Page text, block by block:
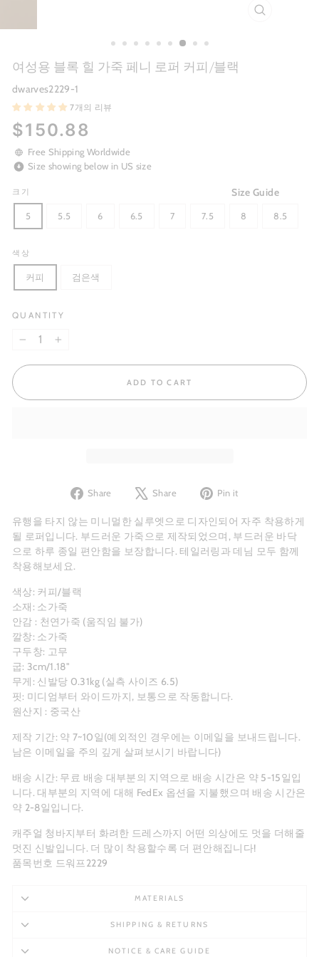
여성용 블록 힐 가죽 페니 로퍼 커피/블랙
dwarves2229-1
7개의 리뷰
Regular
price
$150.88
Free Shipping Worldwide
Size showing below in US size
Size Guide
크기
5 5.5 6 6.5 7 7.5 8 8.5
색상
커피 검은색
QUANTITY
ADD TO CART
Share
Share
Facebook
Share
Tweet
X
Pin it
Pinterest
유행을 타지 않는 미니멀한 실루엣으로 디자인되어 자주 착용하게
될 로퍼입니다. 부드러운 가죽으로 제작되었으며, 부드러운 바닥
으로 하루 종일 편안함을 보장합니다. 테일러링과 데님 모두 함께
착용해보세요.
색상: 커피/블랙
소재: 소가죽
안감 : 천연가죽 (움직임 불가)
깔창: 소가죽
구두창: 고무
굽: 3cm/1.18"
무게: 신발당 0.31kg (실측 사이즈 6.5)
핏: 미디엄부터 와이드까지, 보통으로 작동합니다.
원산지 : 중국산
제작 기간: 약 7~10일(예외적인 경우에는 이메일을 보내드립니다.
남은 이메일을 주의 깊게 살펴보시기 바랍니다)
배송 시간: 무료 배송 대부분의 지역으로 배송 시간은 약 5-15일입
니다. 대부분의 지역에 대해 FedEx 옵션을 지불했으며 배송 시간은
약 2-8일입니다.
캐주얼 청바지부터 화려한 드레스까지 어떤 의상에도 멋을 더해줄
멋진 신발입니다. 더 많이 착용할수록 더 편안해집니다!
품목번호 드워프2229
MATERIALS
SHIPPING & RETURNS
NOTICE & CARE GUIDE